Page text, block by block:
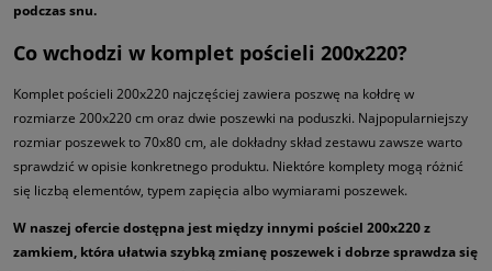
podczas snu.
Co wchodzi w komplet pościeli 200x220?
Komplet pościeli 200x220 najczęściej zawiera poszwę na kołdrę w
rozmiarze 200x220 cm oraz dwie poszewki na poduszki. Najpopularniejszy
rozmiar poszewek to 70x80 cm, ale dokładny skład zestawu zawsze warto
sprawdzić w opisie konkretnego produktu. Niektóre komplety mogą różnić
się liczbą elementów, typem zapięcia albo wymiarami poszewek.
W naszej ofercie dostępna jest między innymi pościel 200x220 z
zamkiem, która ułatwia szybką zmianę poszewek i dobrze sprawdza się